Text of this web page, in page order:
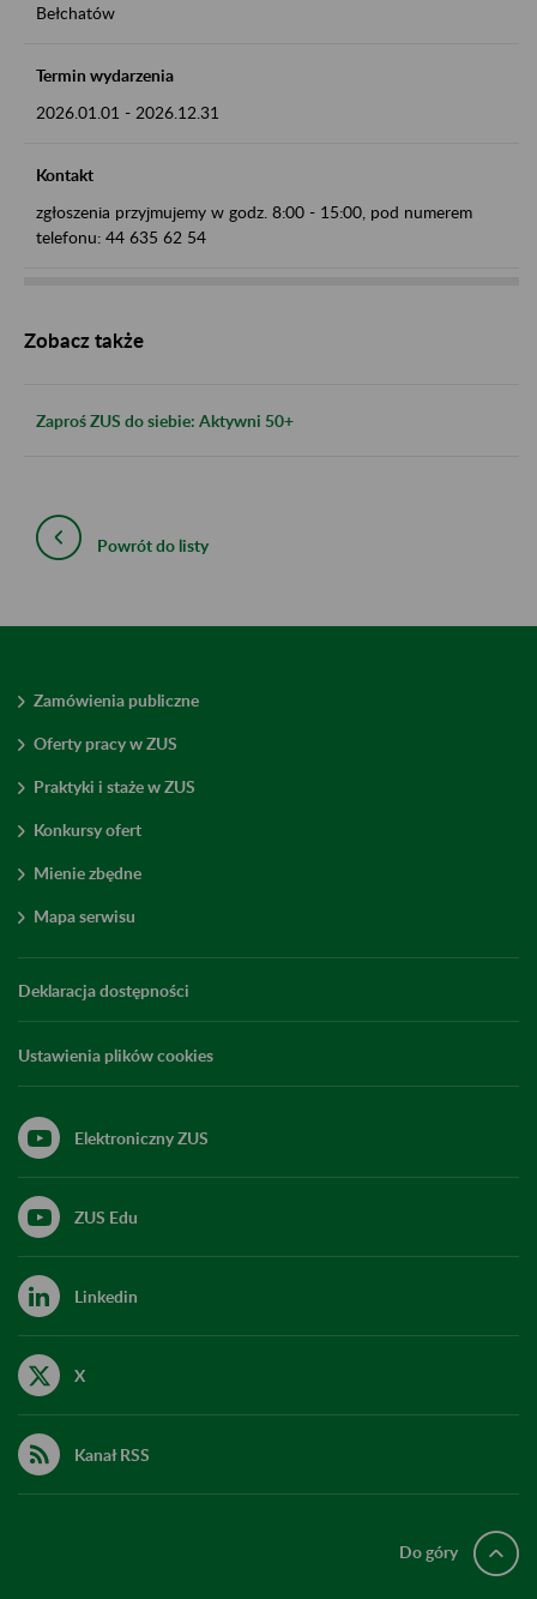
Bełchatów
Termin wydarzenia
2026.01.01 - 2026.12.31
Kontakt
zgłoszenia przyjmujemy w godz. 8:00 - 15:00, pod numerem
telefonu: 44 635 62 54
Zobacz także
Zaproś ZUS do siebie: Aktywni 50+
Powrót do listy
Zamówienia publiczne
Oferty pracy w ZUS
Praktyki i staże w ZUS
Konkursy ofert
Mienie zbędne
Mapa serwisu
Deklaracja dostępności
Ustawienia plików cookies
Elektroniczny ZUS
ZUS Edu
Linkedin
X
Kanał RSS
Do góry